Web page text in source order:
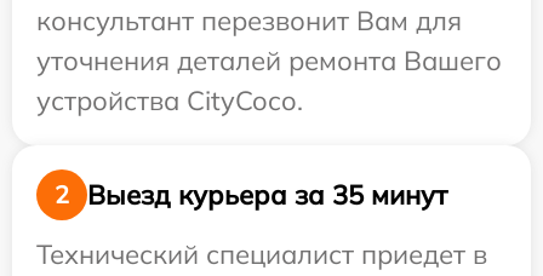
консультант перезвонит Вам для
уточнения деталей ремонта Вашего
устройства CityCoco.
2
Выезд курьера за 35 минут
Технический специалист приедет в